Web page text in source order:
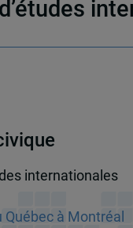
internationales
Québec à Montréal